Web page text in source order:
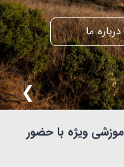
❯
درباره ما
آموزشی ویژه با حضور